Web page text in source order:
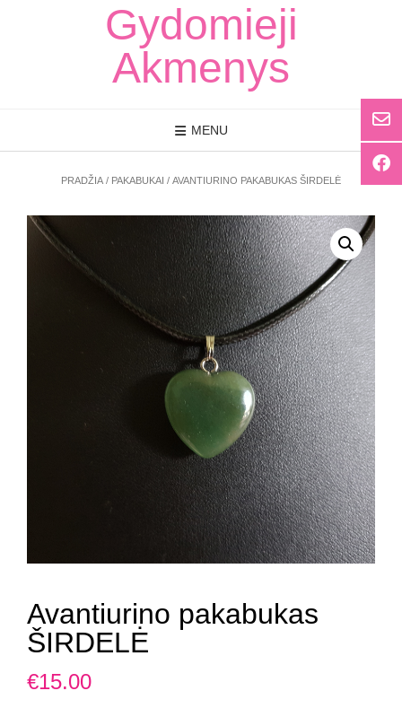
Gydomieji
Akmenys
MENU
PRADŽIA / PAKABUKAI / AVANTIURINO PAKABUKAS ŠIRDELĖ
Avantiurino pakabukas
ŠIRDELĖ
€15.00